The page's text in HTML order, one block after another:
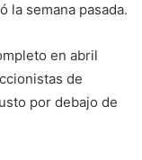
la semana pasada.
en abril
de
por debajo de